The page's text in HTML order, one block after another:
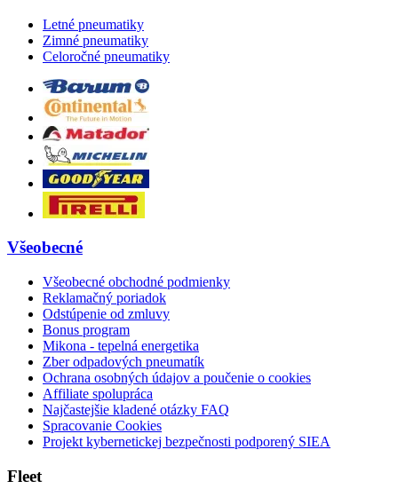
Letné pneumatiky
Zimné pneumatiky
Celoročné pneumatiky
Všeobecné
Všeobecné obchodné podmienky
Reklamačný poriadok
Odstúpenie od zmluvy
Bonus program
Mikona - tepelná energetika
Zber odpadových pneumatík
Ochrana osobných údajov a poučenie o cookies
Affiliate spolupráca
Najčastejšie kladené otázky FAQ
Spracovanie Cookies
Projekt kybernetickej bezpečnosti podporený SIEA
Fleet